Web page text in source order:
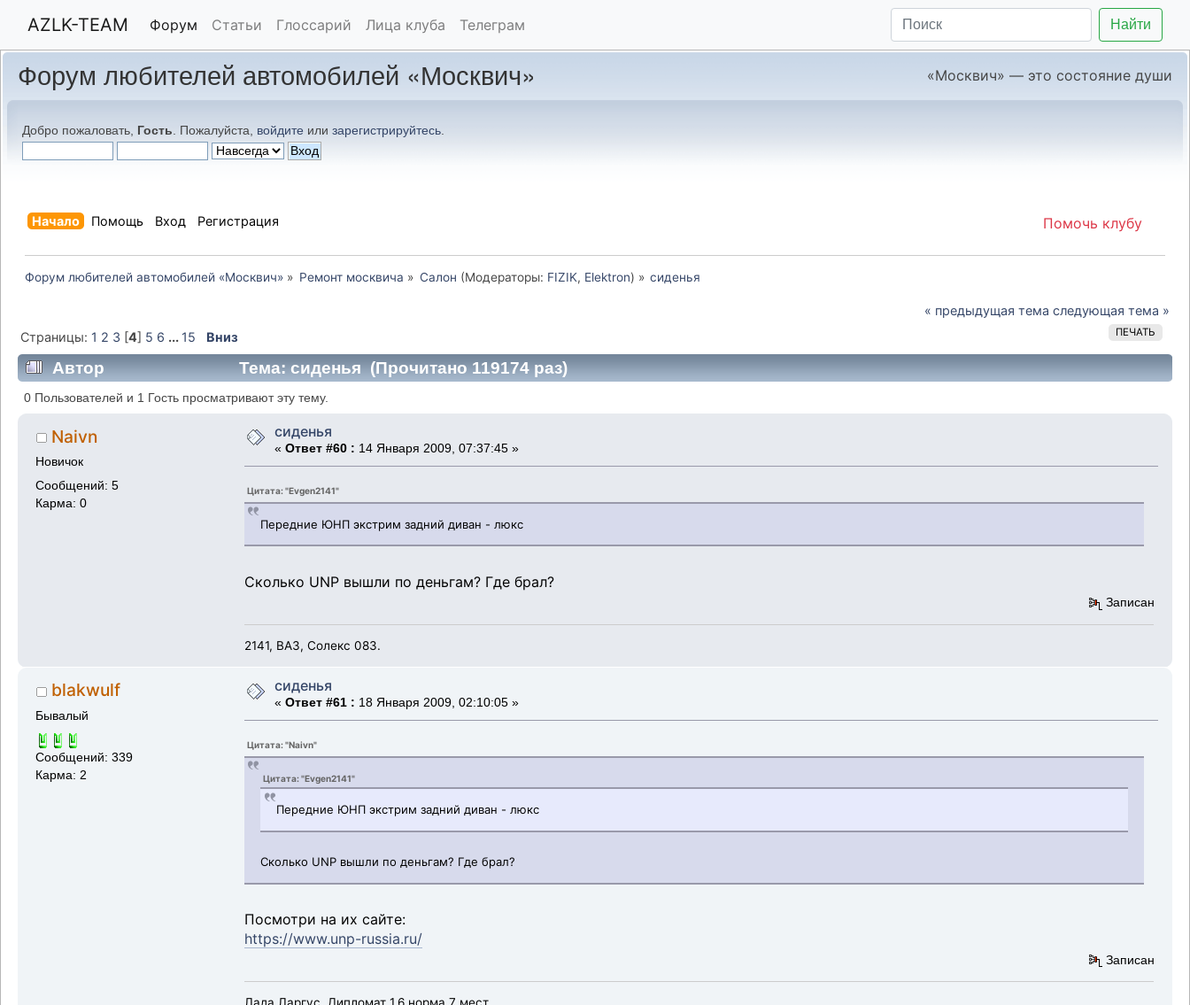
AZLK-TEAM Форум Статьи Глоссарий Лица клуба Телеграм Найти
Форум любителей автомобилей «Москвич» «Москвич» — это состояние души
Добро пожаловать, Гость . Пожалуйста, войдите или зарегистрируйтесь
Помочь клубу
Начало Помощь Вход Регистрация
Форум любителей автомобилей «Москвич» » Ремонт москвича » Салон (Модераторы: FIZIK, Elektron) » сиденья
« предыдущая тема следующая тема »
ПЕЧАТЬ
Страницы: 1 2 3 [4] 5 6 ... 15 Вниз
Автор Тема: сиденья (Прочитано 119174 раз)
0 Пользователей и 1 Гость просматривают эту тему.
Naivn
Новичок
Сообщений: 5
Карма: 0
сиденья
« Ответ #60 : 14 Января 2009, 07:37:45 »
Цитата: "Evgen2141"
Передние ЮНП экстрим задний диван - люкс
Сколько UNP вышли по деньгам? Где брал?
Записан
2141, ВАЗ, Солекс 083.
blakwulf
Бывалый
Сообщений: 339
Карма: 2
сиденья
« Ответ #61 : 18 Января 2009, 02:10:05 »
Цитата: "Naivn"
Цитата: "Evgen2141"
Передние ЮНП экстрим задний диван - люкс
Сколько UNP вышли по деньгам? Где брал?
Посмотри на их сайте:
https://www.unp-russia.ru/
Записан